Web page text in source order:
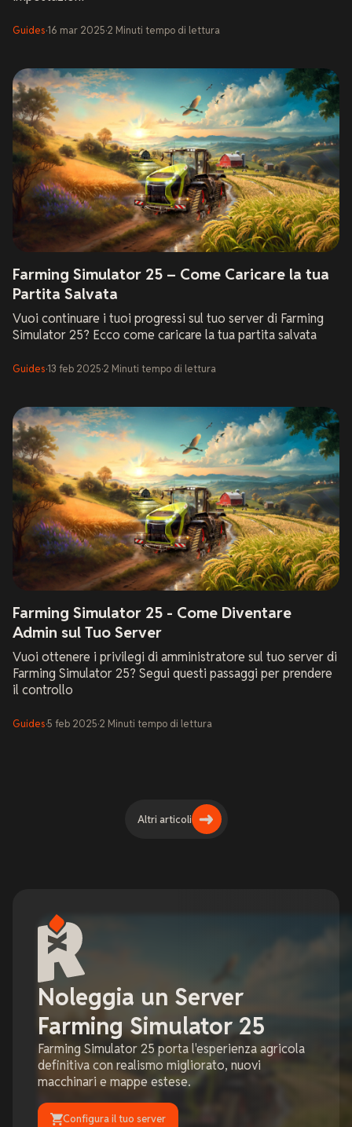
Guides·16 mar 2025·2 Minuti tempo di lettura
Farming Simulator 25 – Come Caricare la tua
Partita Salvata
Vuoi continuare i tuoi progressi sul tuo server di Farming
Simulator 25? Ecco come caricare la tua partita salvata
Guides·13 feb 2025·2 Minuti tempo di lettura
Farming Simulator 25 - Come Diventare
Admin sul Tuo Server
Vuoi ottenere i privilegi di amministratore sul tuo server di
Farming Simulator 25? Segui questi passaggi per prendere
il controllo
Guides·5 feb 2025·2 Minuti tempo di lettura
Altri articoli
Noleggia un Server
Farming Simulator 25
Farming Simulator 25 porta l'esperienza agricola
definitiva con realismo migliorato, nuovi
macchinari e mappe estese.
Configura il tuo server